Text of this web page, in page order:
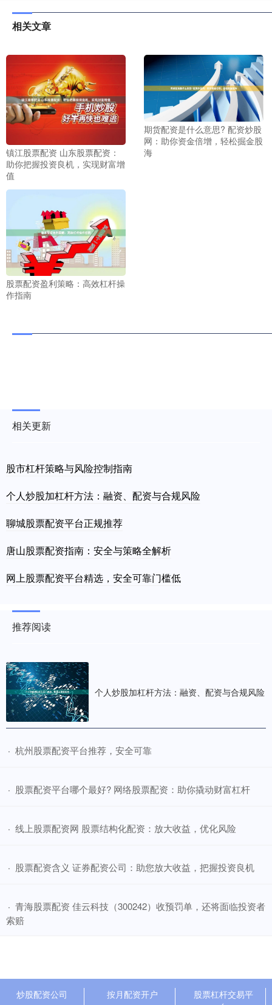
相关文章
镇江股票配资 山东股票配资：
助你把握投资良机，实现财富增
值
期货配资是什么意思? 配资炒股
网：助你资金倍增，轻松掘金股
海
股票配资盈利策略：高效杠杆操
作指南
相关更新
股市杠杆策略与风险控制指南
个人炒股加杠杆方法：融资、配资与合规风险
聊城股票配资平台正规推荐
唐山股票配资指南：安全与策略全解析
网上股票配资平台精选，安全可靠门槛低
推荐阅读
个人炒股加杠杆方法：融资、配资与合规风险
· ​杭州股票配资平台推荐，安全可靠
· ​股票配资平台哪个最好? 网络股票配资：助你撬动财富杠杆
· ​线上股票配资网 股票结构化配资：放大收益，优化风险
· ​股票配资含义 证券配资公司：助您放大收益，把握投资良机
· ​青海股票配资 佳云科技（300242）收预罚单，还将面临投资者
索赔
炒股配资公司 按月配资开户
股票杠杆交易平